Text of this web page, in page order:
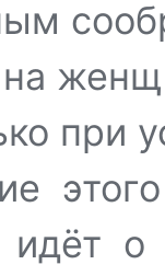
при
идёт